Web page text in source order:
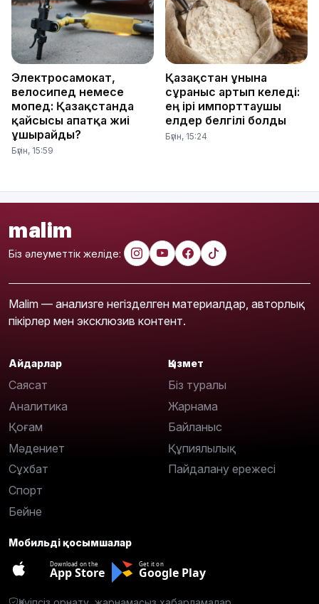
Электросамокат,
велосипед немесе
мопед: Қазақстанда
қайсысы апатқа жиі
ұшырайды?
Бүгін, 15:59
Қазақстан ұнына
сұраныс артып келеді:
ең ірі импорттаушы
елдер белгілі болды
Бүгін, 15:24
malim
Біз әлеуметтік желіде:
Malim — анализге негізделген материалдар, авторлық
пікірлер мен эксклюзив контент.
Айдарлар
Саясат
Аналитика
Қоғам
Мәдениет
Сұхбат
Спорт
Бейне
Қызмет
Біз туралы
Жарнама
Байланыс
Құпиялылық
Пайдалану ережесі
Мобильді қосымшалар
Download on the
App Store
Get it on
Google Play